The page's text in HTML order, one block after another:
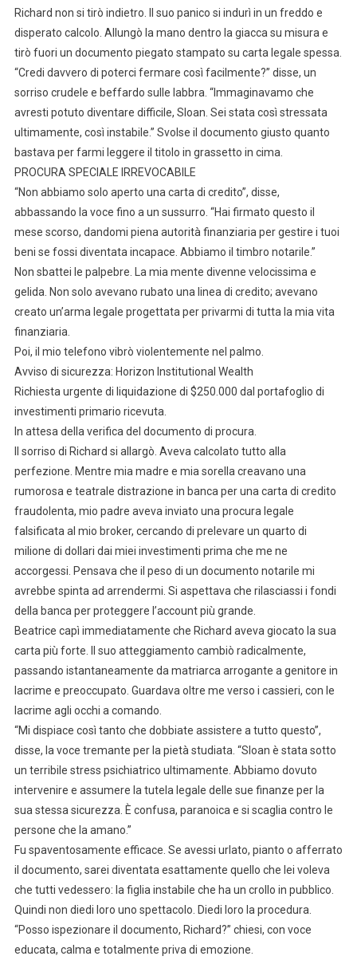
Richard non si tirò indietro. Il suo panico si indurì in un freddo e
disperato calcolo. Allungò la mano dentro la giacca su misura e
tirò fuori un documento piegato stampato su carta legale spessa.
“Credi davvero di poterci fermare così facilmente?” disse, un
sorriso crudele e beffardo sulle labbra. “Immaginavamo che
avresti potuto diventare difficile, Sloan. Sei stata così stressata
ultimamente, così instabile.” Svolse il documento giusto quanto
bastava per farmi leggere il titolo in grassetto in cima.
PROCURA SPECIALE IRREVOCABILE
“Non abbiamo solo aperto una carta di credito”, disse,
abbassando la voce fino a un sussurro. “Hai firmato questo il
mese scorso, dandomi piena autorità finanziaria per gestire i tuoi
beni se fossi diventata incapace. Abbiamo il timbro notarile.”
Non sbattei le palpebre. La mia mente divenne velocissima e
gelida. Non solo avevano rubato una linea di credito; avevano
creato un’arma legale progettata per privarmi di tutta la mia vita
finanziaria.
Poi, il mio telefono vibrò violentemente nel palmo.
Avviso di sicurezza: Horizon Institutional Wealth
Richiesta urgente di liquidazione di $250.000 dal portafoglio di
investimenti primario ricevuta.
In attesa della verifica del documento di procura.
Il sorriso di Richard si allargò. Aveva calcolato tutto alla
perfezione. Mentre mia madre e mia sorella creavano una
rumorosa e teatrale distrazione in banca per una carta di credito
fraudolenta, mio padre aveva inviato una procura legale
falsificata al mio broker, cercando di prelevare un quarto di
milione di dollari dai miei investimenti prima che me ne
accorgessi. Pensava che il peso di un documento notarile mi
avrebbe spinta ad arrendermi. Si aspettava che rilasciassi i fondi
della banca per proteggere l’account più grande.
Beatrice capì immediatamente che Richard aveva giocato la sua
carta più forte. Il suo atteggiamento cambiò radicalmente,
passando istantaneamente da matriarca arrogante a genitore in
lacrime e preoccupato. Guardava oltre me verso i cassieri, con le
lacrime agli occhi a comando.
“Mi dispiace così tanto che dobbiate assistere a tutto questo”,
disse, la voce tremante per la pietà studiata. “Sloan è stata sotto
un terribile stress psichiatrico ultimamente. Abbiamo dovuto
intervenire e assumere la tutela legale delle sue finanze per la
sua stessa sicurezza. È confusa, paranoica e si scaglia contro le
persone che la amano.”
Fu spaventosamente efficace. Se avessi urlato, pianto o afferrato
il documento, sarei diventata esattamente quello che lei voleva
che tutti vedessero: la figlia instabile che ha un crollo in pubblico.
Quindi non diedi loro uno spettacolo. Diedi loro la procedura.
“Posso ispezionare il documento, Richard?” chiesi, con voce
educata, calma e totalmente priva di emozione.